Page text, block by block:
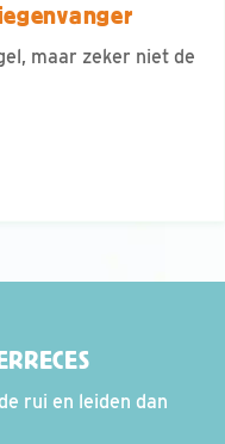
maar zeker niet de
rui en leiden dan